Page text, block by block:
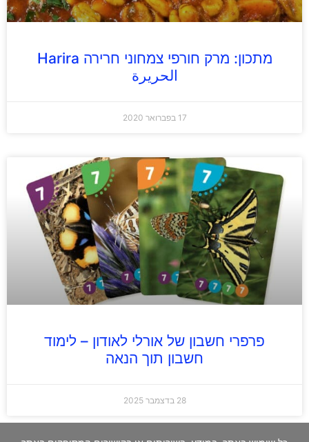
מתכון: מרק חורפי צמחוני חרירה Harira
الحريرة
17 בפברואר 2020
פרפרי חשבון של אורלי לאודון – לימוד
חשבון תוך הנאה
28 בדצמבר 2025